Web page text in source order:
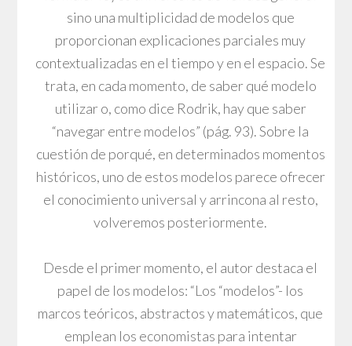
sino una multiplicidad de modelos que
proporcionan explicaciones parciales muy
contextualizadas en el tiempo y en el espacio. Se
trata, en cada momento, de saber qué modelo
utilizar o, como dice Rodrik, hay que saber
“navegar entre modelos” (pág. 93). Sobre la
cuestión de porqué, en determinados momentos
históricos, uno de estos modelos parece ofrecer
el conocimiento universal y arrincona al resto,
volveremos posteriormente.
Desde el primer momento, el autor destaca el
papel de los modelos: “Los “modelos”- los
marcos teóricos, abstractos y matemáticos, que
emplean los economistas para intentar